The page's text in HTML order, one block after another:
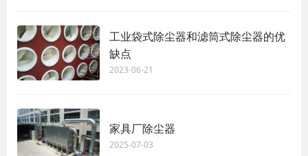
工业袋式除尘器和滤筒式除尘器的优
缺点
2023-06-21
家具厂除尘器
2025-07-03